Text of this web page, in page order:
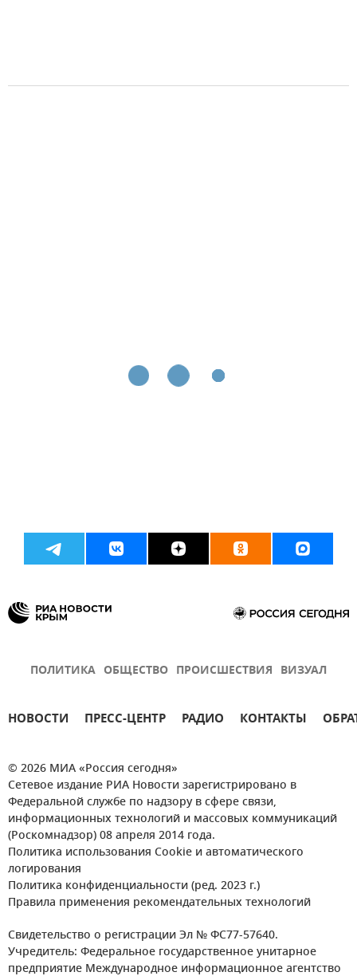
ПОЛИТИКА ОБЩЕСТВО ПРОИСШЕСТВИЯ ВИЗУАЛ
НОВОСТИ ПРЕСС-ЦЕНТР РАДИО КОНТАКТЫ
© 2026 МИА «Россия сегодня»
Сетевое издание РИА Новости зарегистрировано в
Федеральной службе по надзору в сфере связи,
информационных технологий и массовых коммуникаций
(Роскомнадзор) 08 апреля 2014 года.
Политика использования Cookie и автоматического
логирования
Политика конфиденциальности (ред. 2023 г.)
Правила применения рекомендательных технологий
Свидетельство о регистрации Эл № ФС77-57640.
Учредитель: Федеральное государственное унитарное
предприятие Международное информационное агентство